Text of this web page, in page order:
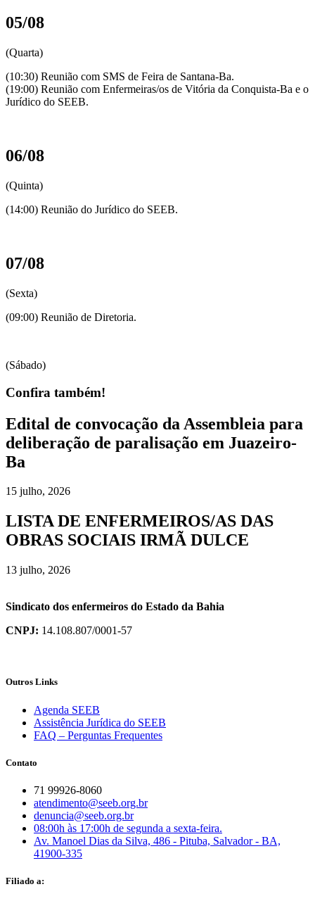
05/08
(Quarta)
(10:30) Reunião com SMS de Feira de Santana-Ba.
(19:00) Reunião com Enfermeiras/os de Vitória da Conquista-Ba e o
Jurídico do SEEB.
06/08
(Quinta)
(14:00) Reunião do Jurídico do SEEB.
07/08
(Sexta)
(09:00) Reunião de Diretoria.
(Sábado)
Confira também!
Edital de convocação da Assembleia para
deliberação de paralisação em Juazeiro-
Ba
15 julho, 2026
LISTA DE ENFERMEIROS/AS DAS
OBRAS SOCIAIS IRMÃ DULCE
13 julho, 2026
Sindicato dos enfermeiros do Estado da Bahia
CNPJ: 14.108.807/0001-57
Outros Links
Agenda SEEB
Assistência Jurídica do SEEB
FAQ – Perguntas Frequentes
Contato
71 99926-8060
atendimento@seeb.org.br
denuncia@seeb.org.br
08:00h às 17:00h de segunda a sexta-feira.
Av. Manoel Dias da Silva, 486 - Pituba, Salvador - BA,
41900-335
Filiado a: